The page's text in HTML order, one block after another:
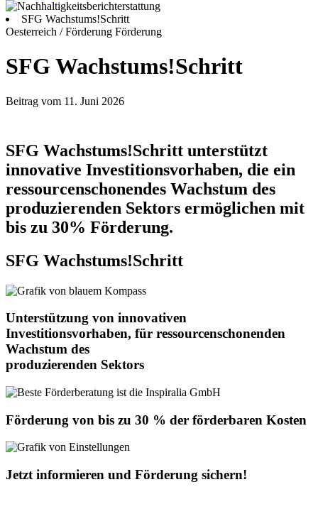
SFG Wachstums!Schritt
Oesterreich / Förderung Förderung
SFG Wachstums!Schritt
Beitrag vom 11. Juni 2026
SFG Wachstums!Schritt unterstützt
innovative Investitionsvorhaben, die ein
ressourcenschonendes Wachstum des
produzierenden Sektors ermöglichen mit
bis zu 30% Förderung.
SFG Wachstums!Schritt
Unterstützung von innovativen
Investitionsvorhaben, für ressourcenschonenden
Wachstum des
produzierenden Sektors
Förderung von bis zu 30 % der förderbaren Kosten
Jetzt informieren und Förderung sichern!